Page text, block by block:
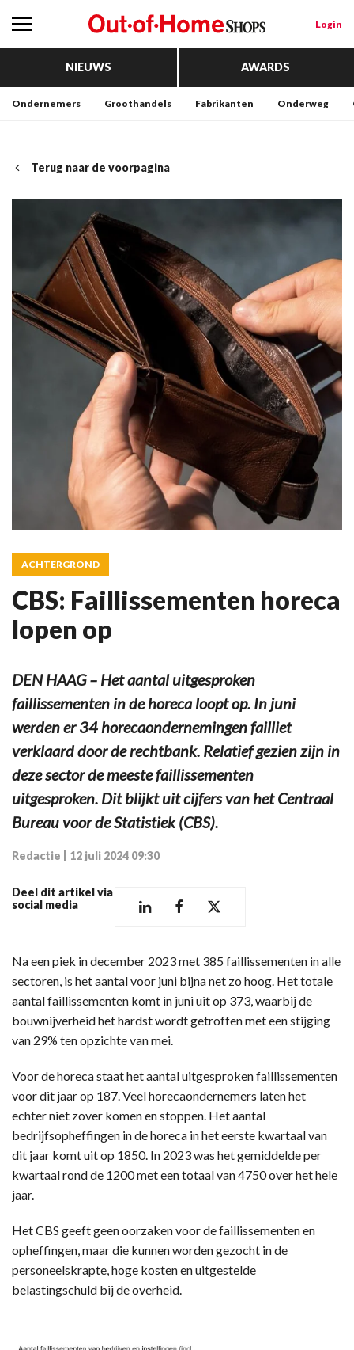
Login
NIEUWS AWARDS
Ondernemers Groothandels Fabrikanten Onderweg
Terug naar de voorpagina
ACHTERGROND
CBS: Faillissementen horeca
lopen op
DEN HAAG – Het aantal uitgesproken
faillissementen in de horeca loopt op. In juni
werden er 34 horecaondernemingen failliet
verklaard door de rechtbank. Relatief gezien zijn in
deze sector de meeste faillissementen
uitgesproken. Dit blijkt uit cijfers van het Centraal
Bureau voor de Statistiek (CBS).
Redactie 12 juli 2024 09:30
Deel dit artikel via
social media
Na een piek in december 2023 met 385 faillissementen in alle
sectoren, is het aantal voor juni bijna net zo hoog. Het totale
aantal faillissementen komt in juni uit op 373, waarbij de
bouwnijverheid het hardst wordt getroffen met een stijging
van 29% ten opzichte van mei.
Voor de horeca staat het aantal uitgesproken faillissementen
voor dit jaar op 187. Veel horecaondernemers laten het
echter niet zover komen en stoppen. Het aantal
bedrijfsopheffingen in de horeca in het eerste kwartaal van
dit jaar komt uit op 1850. In 2023 was het gemiddelde per
kwartaal rond de 1200 met een totaal van 4750 over het hele
jaar.
Het CBS geeft geen oorzaken voor de faillissementen en
opheffingen, maar die kunnen worden gezocht in de
personeelskrapte, hoge kosten en uitgestelde
belastingschuld bij de overheid.